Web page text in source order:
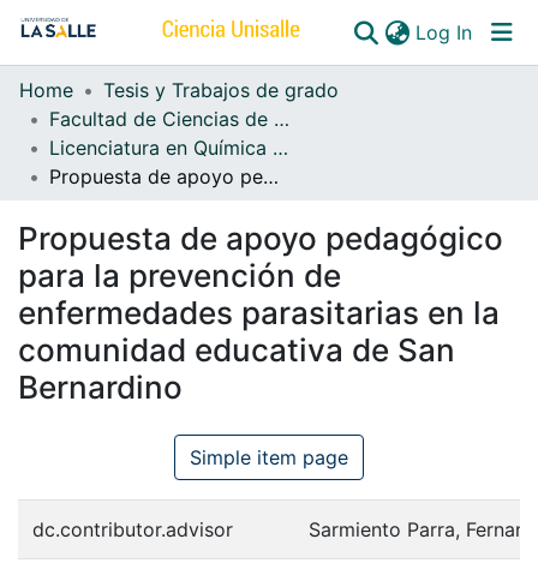
Log In
Communities & Collections
All of DSpace
Home
Tesis y Trabajos de grado
Facultad de Ciencias de la Educación
Licenciatura en Química y Biología
Propuesta de apoyo pedagógico para la prevención de enfermedades parasitarias en la comunidad educativa de San Bernardino
Propuesta de apoyo pedagógico
para la prevención de
enfermedades parasitarias en la
comunidad educativa de San
Bernardino
Simple item page
dc.contributor.advisor Sarmiento Parra,